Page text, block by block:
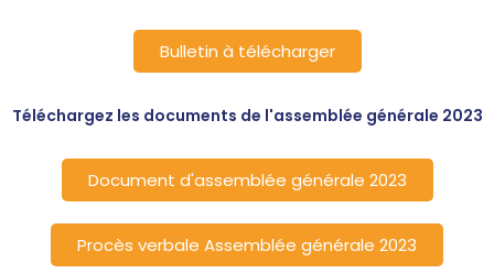
Bulletin à télécharger
Téléchargez les documents de l'assemblée générale 2023
Document d'assemblée générale 2023
Procès verbale Assemblée générale 2023